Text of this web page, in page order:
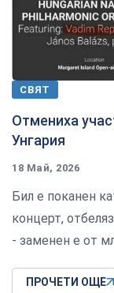
СВЯТ
Отмениха
Унгария
18 Май, 2026
Бил е поканен
концерт,
- заменен е от
ПРОЧЕТИ ОЩЕ